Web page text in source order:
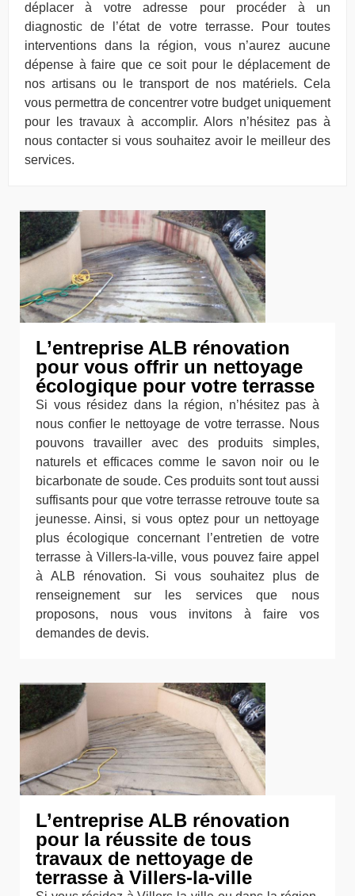
déplacer à votre adresse pour procéder à un
diagnostic de l’état de votre terrasse. Pour toutes
interventions dans la région, vous n’aurez aucune
dépense à faire que ce soit pour le déplacement de
nos artisans ou le transport de nos matériels. Cela
vous permettra de concentrer votre budget uniquement
pour les travaux à accomplir. Alors n’hésitez pas à
nous contacter si vous souhaitez avoir le meilleur des
services.
L’entreprise ALB rénovation
pour vous offrir un nettoyage
écologique pour votre terrasse
Si vous résidez dans la région, n’hésitez pas à
nous confier le nettoyage de votre terrasse. Nous
pouvons travailler avec des produits simples,
naturels et efficaces comme le savon noir ou le
bicarbonate de soude. Ces produits sont tout aussi
suffisants pour que votre terrasse retrouve toute sa
jeunesse. Ainsi, si vous optez pour un nettoyage
plus écologique concernant l’entretien de votre
terrasse à Villers-la-ville, vous pouvez faire appel
à ALB rénovation. Si vous souhaitez plus de
renseignement sur les services que nous
proposons, nous vous invitons à faire vos
demandes de devis.
L’entreprise ALB rénovation
pour la réussite de tous
travaux de nettoyage de
terrasse à Villers-la-ville